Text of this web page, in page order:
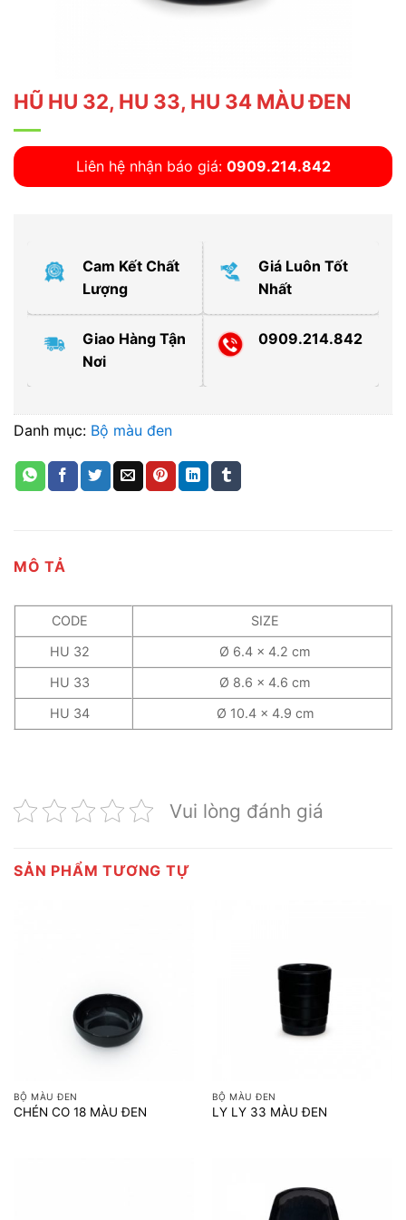
HŨ HU 32, HU 33, HU 34 MÀU ĐEN
Liên hệ nhận báo giá: 0909.214.842
Cam Kết Chất
Lượng
Giá Luôn Tốt
Nhất
Giao Hàng Tận
Nơi
0909.214.842
Danh mục: Bộ màu đen
MÔ TẢ
CODE
SIZE
HU 32
Ø 6.4 x 4.2 cm
HU 33
Ø 8.6 x 4.6 cm
HU 34
Ø 10.4 x 4.9 cm
Vui lòng đánh giá
SẢN PHẨM TƯƠNG TỰ
BỘ MÀU ĐEN
CHÉN CO 18 MÀU ĐEN
BỘ MÀU ĐEN
LY LY 33 MÀU ĐEN